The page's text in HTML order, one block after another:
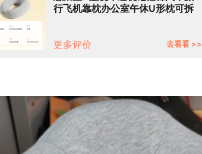
行飞机靠枕办公室午休U形枕可拆
更多评价 去看看 >>